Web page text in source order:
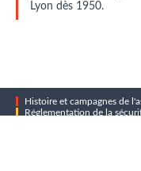
Lyon dès 1950.
Histoire et campagnes de
Réglementation de la